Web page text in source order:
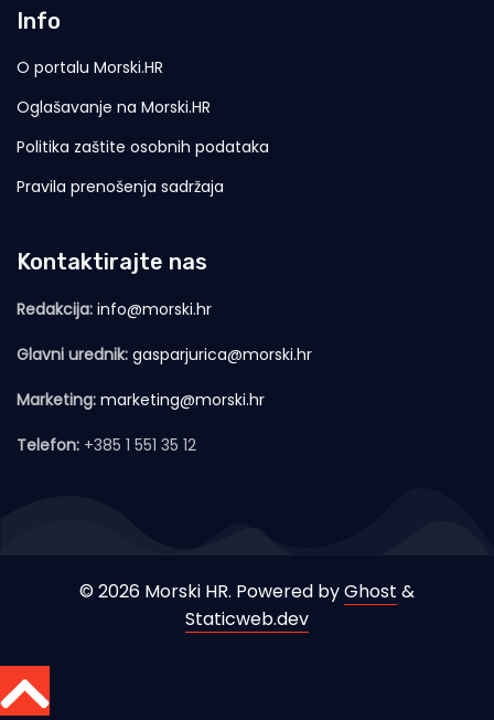
Info
O portalu Morski.HR
Oglašavanje na Morski.HR
Politika zaštite osobnih podataka
Pravila prenošenja sadržaja
Kontaktirajte nas
Redakcija: info@morski.hr
Glavni urednik: gasparjurica@morski.hr
Marketing: marketing@morski.hr
Telefon: +385 1 551 35 12
© 2026 Morski HR. Powered byGhost &
Staticweb.dev